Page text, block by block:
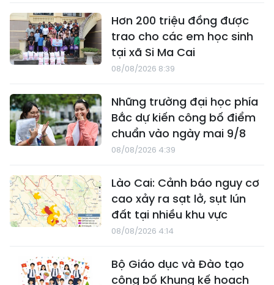
Hơn 200 triệu đồng được
trao cho các em học sinh
tại xã Si Ma Cai
08/08/2026 8:39
Những trường đại học phía
Bắc dự kiến công bố điểm
chuẩn vào ngày mai 9/8
08/08/2026 4:39
Lào Cai: Cảnh báo nguy cơ
cao xảy ra sạt lở, sụt lún
đất tại nhiều khu vực
08/08/2026 4:14
Bộ Giáo dục và Đào tạo
công bố Khung kế hoạch